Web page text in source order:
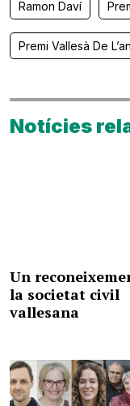
Ramon Daví
Premi Vallesà De
Notícies
Un
la societat civil
vallesana